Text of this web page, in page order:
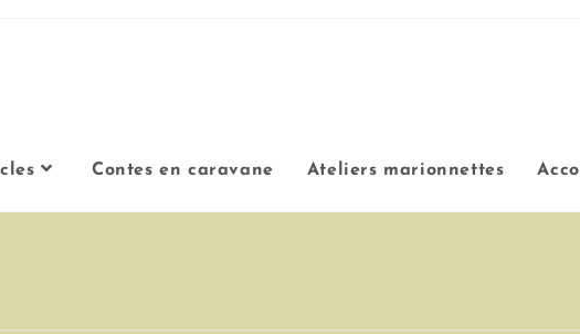
Contes en caravane Ateliers marionnettes